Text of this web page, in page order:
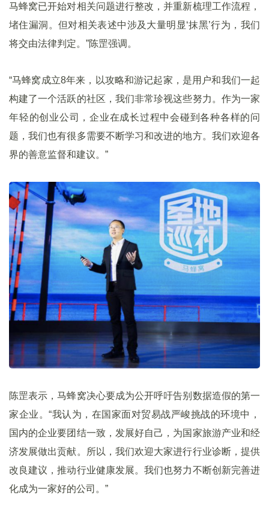
马蜂窝已开始对相关问题进行整改，并重新梳理工作流程，
堵住漏洞。但对相关表述中涉及大量明显‘抹黑’行为，我们
将交由法律判定。”陈罡强调。
“马蜂窝成立8年来，以攻略和游记起家，是用户和我们一起
构建了一个活跃的社区，我们非常珍视这些努力。作为一家
年轻的创业公司，企业在成长过程中会碰到各种各样的问
题，我们也有很多需要不断学习和改进的地方。我们欢迎各
界的善意监督和建议。”
陈罡表示，马蜂窝决心要成为公开呼吁告别数据造假的第一
家企业。“我认为，在国家面对贸易战严峻挑战的环境中，
国内的企业要团结一致，发展好自己，为国家旅游产业和经
济发展做出贡献。所以，我们欢迎大家进行行业诊断，提供
改良建议，推动行业健康发展。我们也努力不断创新完善进
化成为一家好的公司。”